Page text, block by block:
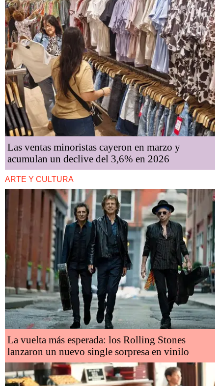
Las ventas minoristas cayeron en marzo y
acumulan un declive del 3,6% en 2026
ARTE Y CULTURA
La vuelta más esperada: los Rolling Stones
lanzaron un nuevo single sorpresa en vinilo